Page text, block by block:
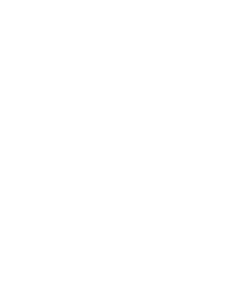
JAAR ZEEWOLDE